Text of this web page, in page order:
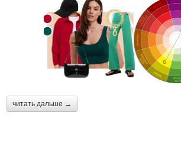
читать дальше →